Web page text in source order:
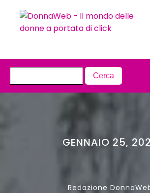
GENNAIO 25,
Redazione